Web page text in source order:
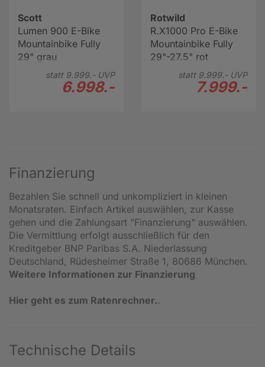
Scott
Lumen 900 E-Bike
Mountainbike Fully
29" grau
statt 9.999.-UVP
6.998.-
Rotwild
R.X1000 Pro E-Bike
Mountainbike Fully
29"-27.5" rot
statt 9.999.-UVP
7.999.-
Finanzierung
Bezahlen Sie schnell und unkompliziert in kleinen
Monatsraten. Einfach Artikel auswählen, zur Kasse
gehen und die Zahlungsart "Finanzierung" auswählen.
Die Vermittlung erfolgt ausschließlich für den
Kreditgeber BNP Paribas S.A. Niederlassung
Deutschland, Rüdesheimer Straße 1, 80686 München.
Weitere Informationen zur Finanzierung
Hier geht es zum Ratenrechner..
Technische Details